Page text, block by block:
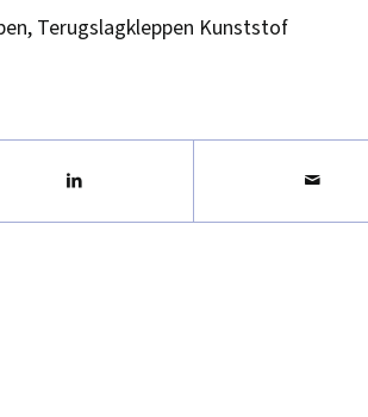
, Terugslagkleppen Kunststof